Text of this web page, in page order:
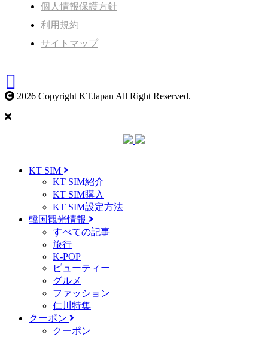
個人情報保護方針
利用規約
サイトマップ
2026 Copyright KTJapan All Right Reserved.
KT SIM
KT SIM紹介
KT SIM購入
KT SIM設定方法
韓国観光情報
すべての記事
旅行
K-POP
ビューティー
グルメ
ファッション
仁川特集
クーポン
クーポン